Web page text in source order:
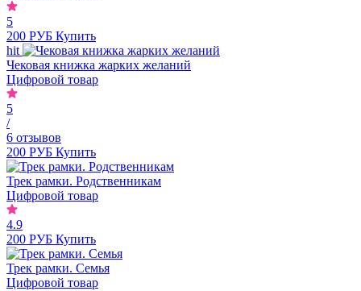
5
200 РУБ Купить
hit
Чековая книжка жарких желаний
Цифровой товар
5
/
6 отзывов
200 РУБ Купить
Трек рамки. Родственникам
Цифровой товар
4.9
200 РУБ Купить
Трек рамки. Семья
Цифровой товар